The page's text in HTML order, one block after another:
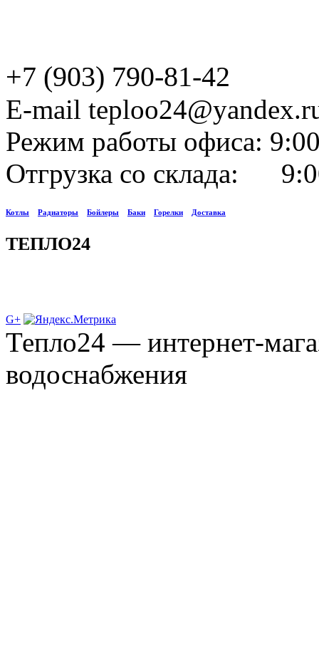
+7 (903) 790-81-42
E-mail
Режим работы офиса:
Отгрузка со склада:
Котлы Радиаторы Бойлеры Баки Горелки Доставка
ТЕПЛО24
G+
Тепло24 — интернет-
водоснабжения